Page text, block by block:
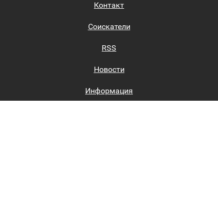
Контакт
Соискатели
RSS
Новости
Информация